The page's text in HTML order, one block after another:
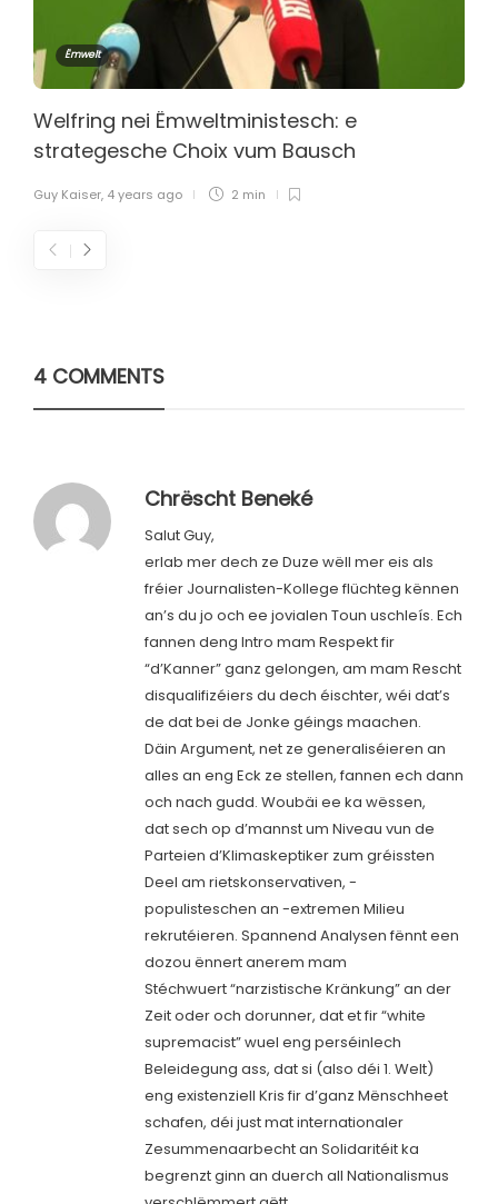
Ëmwelt
Welfring nei Ëmweltministesch: e
strategesche Choix vum Bausch
Guy Kaiser, 4 years ago 2 min
4 COMMENTS
Chrëscht Beneké
Salut Guy,
erlab mer dech ze Duze wëll mer eis als
fréier Journalisten-Kollege flüchteg kënnen
an’s du jo och ee jovialen Toun uschleís. Ech
fannen deng Intro mam Respekt fir
“d’Kanner” ganz gelongen, am mam Rescht
disqualifizéiers du dech éischter, wéi dat’s
de dat bei de Jonke géings maachen.
Däin Argument, net ze generaliséieren an
alles an eng Eck ze stellen, fannen ech dann
och nach gudd. Woubäi ee ka wëssen,
dat sech op d’mannst um Niveau vun de
Parteien d’Klimaskeptiker zum gréissten
Deel am rietskonservativen, -
populisteschen an -extremen Milieu
rekrutéieren. Spannend Analysen fënnt een
dozou ënnert anerem mam
Stéchwuert “narzistische Kränkung” an der
Zeit oder och dorunner, dat et fir “white
supremacist” wuel eng perséinlech
Beleidegung ass, dat si (also déi 1. Welt)
eng existenziell Kris fir d’ganz Mënschheet
schafen, déi just mat internationaler
Zesummenaarbecht an Solidaritéit ka
begrenzt ginn an duerch all Nationalismus